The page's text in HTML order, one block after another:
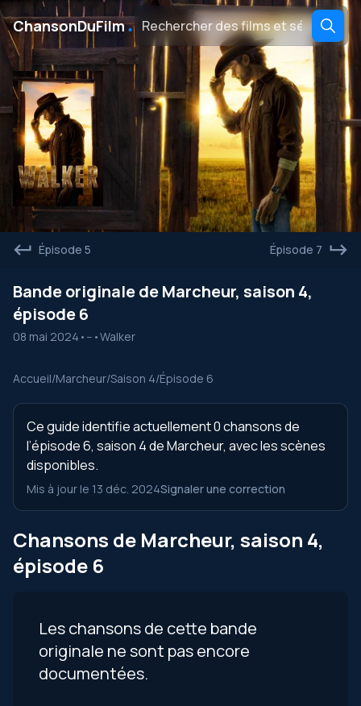
ChansonDuFilm․
Épisode 5 Épisode 7
Bande originale de Marcheur, saison 4,
épisode 6
08 mai 2024 • -- •Walker
Accueil/Marcheur/Saison 4/Épisode 6
Ce guide identifie actuellement 0 chansons de
l’épisode 6, saison 4 de Marcheur, avec les scènes
disponibles.
Mis à jour le 13 déc. 2024Signaler une correction
Chansons de Marcheur, saison 4,
épisode 6
Les chansons de cette bande
originale ne sont pas encore
documentées.